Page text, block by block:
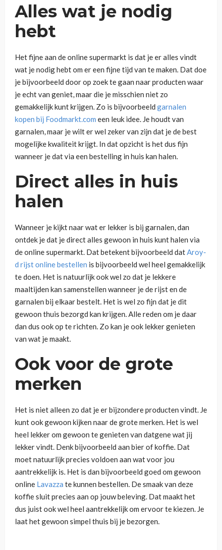
Alles wat je nodig
hebt
Het fijne aan de online supermarkt is dat je er alles vindt
wat je nodig hebt om er een fijne tijd van te maken. Dat doe
je bijvoorbeeld door op zoek te gaan naar producten waar
je echt van geniet, maar die je misschien niet zo
gemakkelijk kunt krijgen. Zo is bijvoorbeeld garnalen
kopen bij Foodmarkt.com een leuk idee. Je houdt van
garnalen, maar je wilt er wel zeker van zijn dat je de best
mogelijke kwaliteit krijgt. In dat opzicht is het dus fijn
wanneer je dat via een bestelling in huis kan halen.
Direct alles in huis
halen
Wanneer je kijkt naar wat er lekker is bij garnalen, dan
ontdek je dat je direct alles gewoon in huis kunt halen via
de online supermarkt. Dat betekent bijvoorbeeld datAroy-
d rijst online bestellen is bijvoorbeeld wel heel gemakkelijk
te doen. Het is natuurlijk ook wel zo dat je lekkere
maaltijden kan samenstellen wanneer je de rijst en de
garnalen bij elkaar bestelt. Het is wel zo fijn dat je dit
gewoon thuis bezorgd kan krijgen. Alle reden om je daar
dan dus ook op te richten. Zo kan je ook lekker genieten
van wat je maakt.
Ook voor de grote
merken
Het is niet alleen zo dat je er bijzondere producten vindt. Je
kunt ook gewoon kijken naar de grote merken. Het is wel
heel lekker om gewoon te genieten van datgene wat jij
lekker vindt. Denk bijvoorbeeld aan bier of koffie. Dat
moet natuurlijk precies voldoen aan wat voor jou
aantrekkelijk is. Het is dan bijvoorbeeld goed om gewoon
online Lavazza te kunnen bestellen. De smaak van deze
koffie sluit precies aan op jouw beleving. Dat maakt het
dus juist ook wel heel aantrekkelijk om ervoor te kiezen. Je
laat het gewoon simpel thuis bij je bezorgen.